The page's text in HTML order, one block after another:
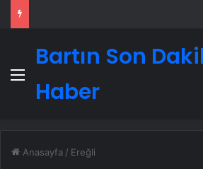
Menü
Bartın Son
Haber
Anasayfa / Ereğli